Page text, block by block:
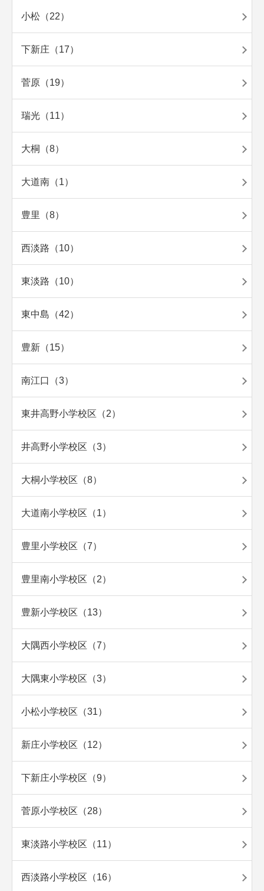
小松（22）
下新庄（17）
菅原（19）
瑞光（11）
大桐（8）
大道南（1）
豊里（8）
西淡路（10）
東淡路（10）
東中島（42）
豊新（15）
南江口（3）
東井高野小学校区（2）
井高野小学校区（3）
大桐小学校区（8）
大道南小学校区（1）
豊里小学校区（7）
豊里南小学校区（2）
豊新小学校区（13）
大隅西小学校区（7）
大隅東小学校区（3）
小松小学校区（31）
新庄小学校区（12）
下新庄小学校区（9）
菅原小学校区（28）
東淡路小学校区（11）
西淡路小学校区（16）